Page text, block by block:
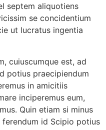
septem aliquotiens
se concidentium
ut lucratus ingentia
cuiuscumque est, ad
potius praecipiendum
in amicitiis
inciperemus eum,
Quin etiam si minus
id Scipio potius